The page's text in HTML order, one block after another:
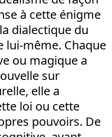
à cette énigme
dialectique du
lui-même. Chaque
ou magique a
sur
elle a
loi ou cette
pouvoirs. De